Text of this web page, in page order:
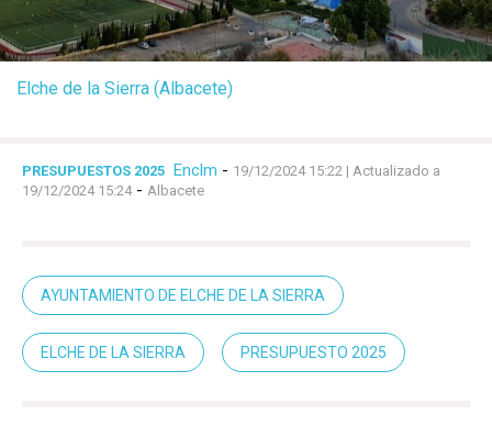
Elche de la Sierra (Albacete)
PRESUPUESTOS 2025 Enclm - 19/12/2024 15:22 | Actualizado a
19/12/2024 15:24- Albacete
AYUNTAMIENTO DE ELCHE DE LA SIERRA
ELCHE DE LA SIERRA PRESUPUESTO 2025